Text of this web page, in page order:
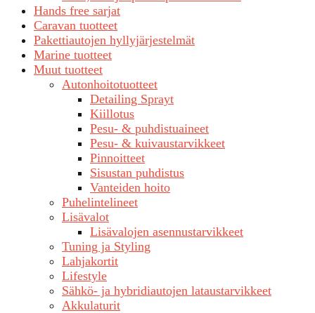
Hands free sarjat
Caravan tuotteet
Pakettiautojen hyllyjärjestelmät
Marine tuotteet
Muut tuotteet
Autonhoitotuotteet
Detailing Sprayt
Kiillotus
Pesu- & puhdistuaineet
Pesu- & kuivaustarvikkeet
Pinnoitteet
Sisustan puhdistus
Vanteiden hoito
Puhelintelineet
Lisävalot
Lisävalojen asennustarvikkeet
Tuning ja Styling
Lahjakortit
Lifestyle
Sähkö- ja hybridiautojen lataustarvikkeet
Akkulaturit